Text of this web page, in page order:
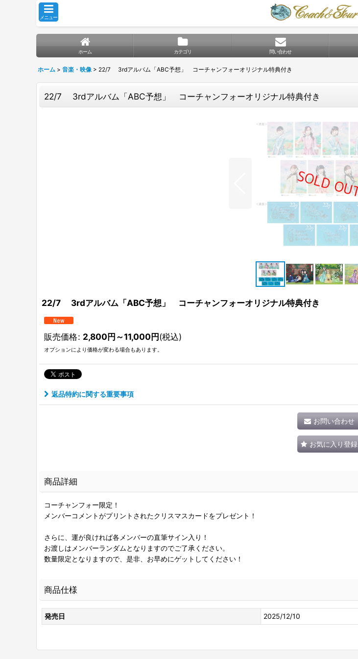
メニュー
ホーム カテゴリ 問い合わせ
ホーム > 音楽・映像 > 22/7 3rdアルバム「ABC予想」 コーチャンフォーオリジナル特典付き
22/7 3rdアルバム「ABC予想」 コーチャンフォーオリジナル特典付き
22/7 3rdアルバム「ABC予想」 コーチャンフォーオリジナル特典付き
販売価格: 2,800円～11,000円(税込)
オプションにより価格が変わる場合もあります。
返品特約に関する重要事項
お問い合わせ
お気に入り登録
商品詳細
コーチャンフォー限定！
メンバーコメントがプリントされたクリスマスカードをプレゼント！
さらに、運が良ければ各メンバーの直筆サイン入り！
お渡しはメンバーランダムとなりますのでご了承ください。
数量限定となりますので、是非、お早めにゲットしてください！
商品仕様
発売日 2025/12/10